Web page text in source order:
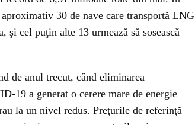
30 de nave care transportă LNG
şi cel puţin alte 13 urmează să sosească
de anul trecut, când eliminarea
19 a generat o cerere mare de energie
la un nivel redus. Preţurile de referinţă